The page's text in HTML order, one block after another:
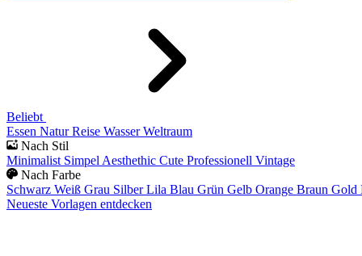
Beliebt
Essen Natur Reise Wasser Weltraum
Nach Stil
Minimalist Simpel Aesthethic Cute Professionell Vintage
Nach Farbe
Schwarz Weiß Grau Silber Lila Blau Grün Gelb Orange Braun Gold
Neueste Vorlagen entdecken